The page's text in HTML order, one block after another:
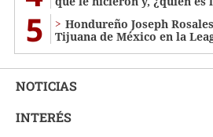
5
Hondureño Joseph
Tijuana de México en la
NOTICIAS
INTERÉS